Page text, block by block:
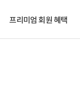
프리미엄 회원 혜택